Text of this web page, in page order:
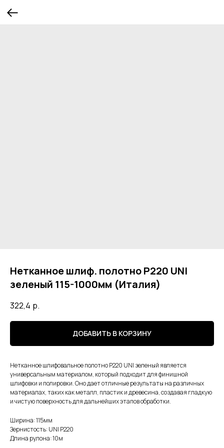
Нетканное шлиф. полотно Р220 UNI
зеленый 115-1000мм (Италия)
322,4 р.
ДОБАВИТЬ В КОРЗИНУ
Нетканное шлифовальное полотно Р220 UNI зеленый является
универсальным материалом, который подходит для финишной
шлифовки и полировки. Оно дает отличные результаты на различных
материалах, таких как металл, пластик и древесина, создавая гладкую
и чистую поверхность для дальнейших этапов обработки.
Ширина: 115мм
Зернистость: UNI Р220
Длина рулона: 10м